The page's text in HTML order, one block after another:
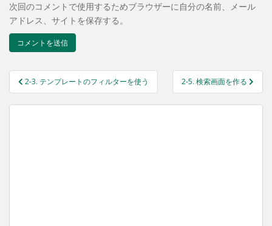
次回のコメントで使用するためブラウザーに自分の名前、メール
アドレス、サイトを保存する。
投
稿
ナ
2-3. テンプレートのフィルターを使う 2-5. 検索画面を作る